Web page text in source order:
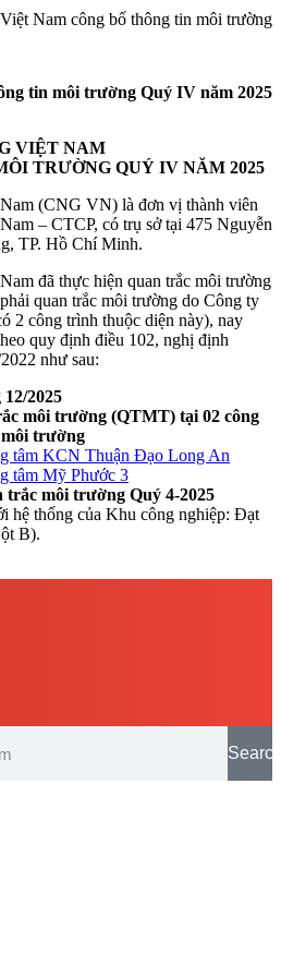
Nam công bố thông tin môi trường
tin môi trường Quý IV năm 2025
VIỆT NAM
TRƯỜNG QUÝ IV NĂM 2025
(CNG VN) là đơn vị thành viên
– CTCP, có trụ sở tại 475 Nguyễn
TP. Hồ Chí Minh.
đã thực hiện quan trắc môi trường
quan trắc môi trường do Công ty
2 công trình thuộc diện này), nay
quy định điều 102, nghị định
như sau:
2025
môi trường (QTMT) tại 02 công
trường
tâm KCN Thuận Đạo Long An
tâm Mỹ Phước 3
môi trường Quý 4-2025
hệ thống của Khu công nghiệp: Đạt
B).